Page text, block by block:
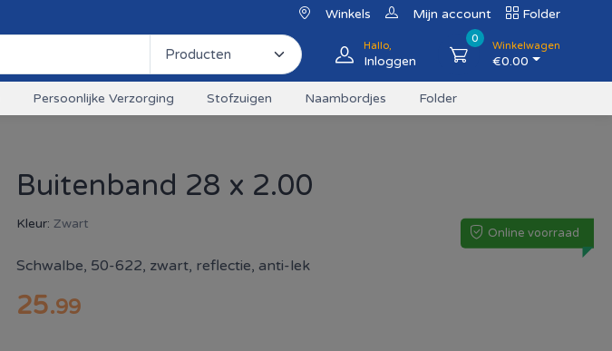
Winkels Mijn account Folder
Hallo,
Inloggen
0
Winkelwagen
€0.00
Persoonlijke Verzorging Stofzuigen Naambordjes Folder
Buitenband 28 x 2.00
Kleur: Zwart
Online voorraad
Schwalbe, 50-622, zwart, reflectie, anti-lek
25.99